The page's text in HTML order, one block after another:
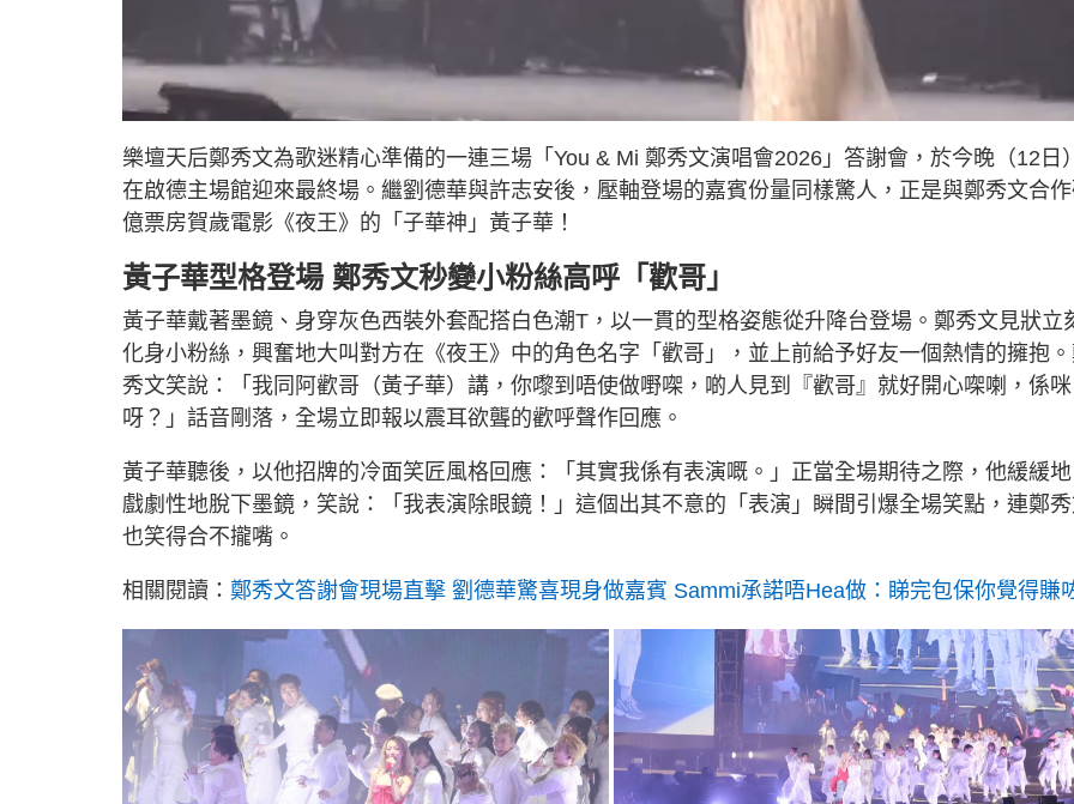
n
u
t
e
o
e
d
:
4
.
9
4
樂壇天后鄭秀文為歌迷精心準備的一連三場「You & Mi 鄭秀文演唱會2026」答謝會，於今晚（12日）
在啟德主場館迎來最終場。繼劉德華與許志安後，壓軸登場的嘉賓份量同樣驚人，正是與鄭秀文合
億票房賀歲電影《夜王》的「子華神」黃子華！
黃子華型格登場 鄭秀文秒變小粉絲高呼「歡哥」
黃子華戴著墨鏡、身穿灰色西裝外套配搭白色潮T，以一貫的型格姿態從升降台登場。鄭秀文見狀立
化身小粉絲，興奮地大叫對方在《夜王》中的角色名字「歡哥」，並上前給予好友一個熱情的擁抱
秀文笑說：「我同阿歡哥（黃子華）講，你嚟到唔使做嘢㗎，啲人見到『歡哥』就好開心㗎喇，係咪
呀？」話音剛落，全場立即報以震耳欲聾的歡呼聲作回應。
黃子華聽後，以他招牌的冷面笑匠風格回應：「其實我係有表演嘅。」正當全場期待之際，他緩緩地
戲劇性地脫下墨鏡，笑說：「我表演除眼鏡！」這個出其不意的「表演」瞬間引爆全場笑點，連鄭
也笑得合不攏嘴。
相關閱讀： 鄭秀文答謝會現場直擊 劉德華驚喜現身做嘉賓 Sammi承諾唔Hea做：睇完包保你覺得賺